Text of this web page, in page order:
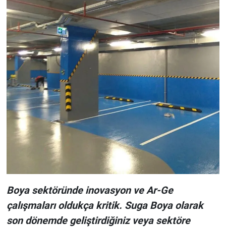
Boya sektöründe inovasyon ve Ar-Ge
çalışmaları oldukça kritik. Suga Boya olarak
son dönemde geliştirdiğiniz veya sektöre